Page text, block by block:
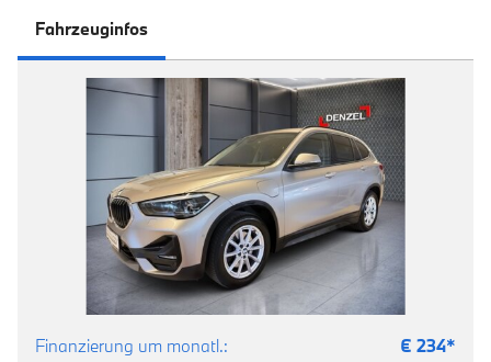
Fahrzeuginfos
Finanzierung um monatl.: € 234*